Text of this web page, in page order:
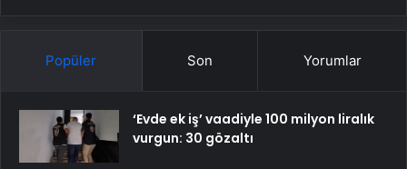
Popüler Son Yorumlar
‘Evde ek iş’ vaadiyle 100 milyon liralık
vurgun: 30 gözaltı